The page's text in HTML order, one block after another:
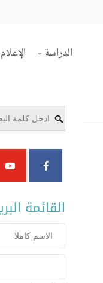
الدراسة الإعلام
القائمة